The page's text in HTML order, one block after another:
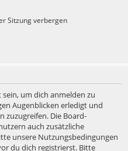
Sitzung verbergen
um dich anmelden zu
Augenblicken erledigt und
zuzugreifen. Die Board-
auch zusätzliche
unsere Nutzungsbedingungen
du dich registrierst. Bitte